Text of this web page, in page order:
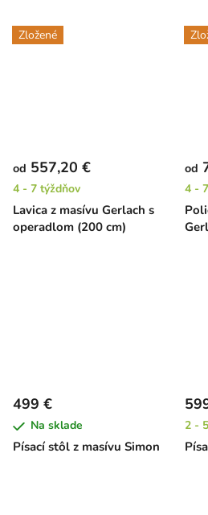
Zložené
Lavica z masívu Gerlach s
operadlom (200 cm)
od 557,20 €
4 - 7 týždňov
od
4 -
Písací stôl z masívu Simon
499 €
Na sklade 2 -